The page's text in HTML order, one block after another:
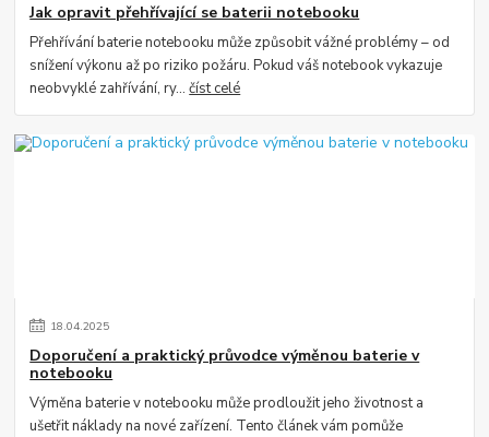
Jak opravit přehřívající se baterii notebooku
Přehřívání baterie notebooku může způsobit vážné problémy – od
snížení výkonu až po riziko požáru. Pokud váš notebook vykazuje
neobvyklé zahřívání, ry...číst celé
18.04.2025
Doporučení a praktický průvodce výměnou baterie v
notebooku
Výměna baterie v notebooku může prodloužit jeho životnost a
ušetřit náklady na nové zařízení. Tento článek vám pomůže